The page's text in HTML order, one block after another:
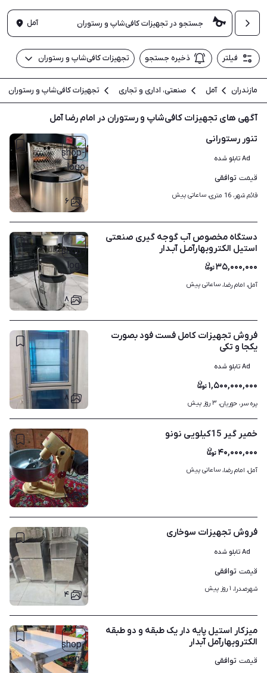
آمل
فیلتر ذخیره جستجو تجهیزات کافی‌شاپ و رستوران
مازندران آمل صنعتی، اداری و تجاری تجهیزات کافی‌شاپ و رستوران
آگهی های تجهیزات کافی‌شاپ و رستوران در امام رضا آمل
۶
تنور رستورانی
Ad تابلو شده
قیمت توافقی
قائم شهر، 16 متری، ساعاتی پیش
۸
دستگاه مخصوص آب گوجه گیری صنعتی
استیل الکتروبهارآمـل آبـدار
۳۵,۰۰۰,۰۰۰
آمل، امام رضا، ساعاتی پیش
۸
فروش تجهیزات کامل فست فود بصورت
یکجا و تکی
Ad تابلو شده
۱,۵۰۰,۰۰۰,۰۰۰
پره سر، حوریان، ۳ روز پیش
۳
خمیر گیر 15کیلویی نونو
۴۰,۰۰۰,۰۰۰
آمل، امام رضا، ساعاتی پیش
۴
فروش تجهیزات سوخاری
Ad تابلو شده
قیمت توافقی
شهرصدرا، ۱ روز پیش
میزکار استیل پایه دار یک طبقه و دو طبقه
الکتروبهارآمل آبدار
قیمت توافقی